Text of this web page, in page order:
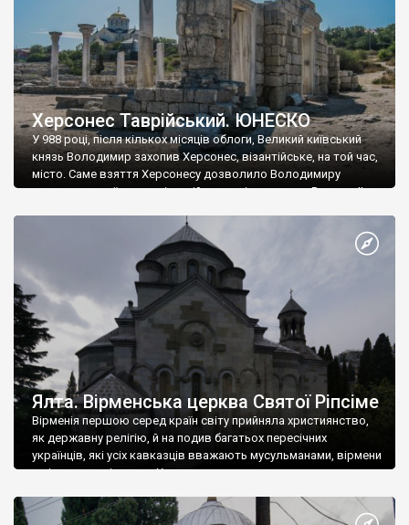
Херсонес Таврійський. ЮНЕСКО
У 988 році, після кількох місяців облоги, Великий київський
князь Володимир захопив Херсонес, візантійське, на той час,
місто. Саме взяття Херсонесу дозволило Володимиру
диктувати свої умови візантійському імператору Василю ІІ, та
Херсонесі Володимир-язичник, став Василем-християнином.
А потім було Хрещення Русі. На честь Херсонесу Таврійського
Ялта. Вірменська церква Святої Ріпсіме
Вірменія першою серед країн світу прийняла християнство,
як державну релігію, й на подив багатьох пересічних
українців, які усіх кавказців вважають мусульманами, вірмени
є відданими вірянами Христа